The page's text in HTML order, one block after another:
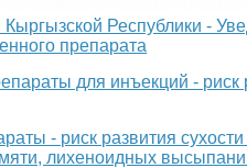
Республики -
препарата
для инъекций - риск
- риск развития сухости
лихеноидных